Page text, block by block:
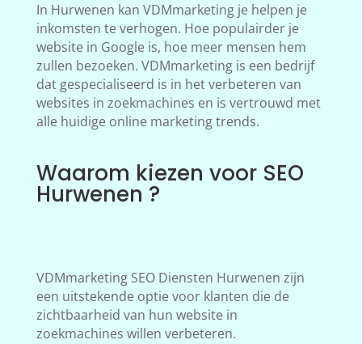
In Hurwenen kan VDMmarketing je helpen je
inkomsten te verhogen. Hoe populairder je
website in Google is, hoe meer mensen hem
zullen bezoeken. VDMmarketing is een bedrijf
dat gespecialiseerd is in het verbeteren van
websites in zoekmachines en is vertrouwd met
alle huidige online marketing trends.
Waarom kiezen voor SEO
Hurwenen ?
VDMmarketing SEO Diensten Hurwenen zijn
een uitstekende optie voor klanten die de
zichtbaarheid van hun website in
zoekmachines willen verbeteren.